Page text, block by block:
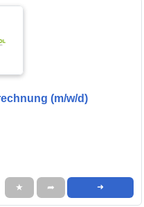
(m/w/d)
★ ➦ ➜